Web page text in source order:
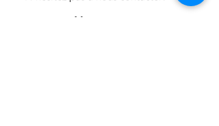
info-cc(a)centreclimatique.be